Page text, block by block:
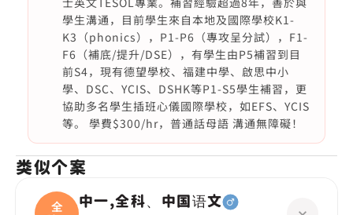
學生溝通，目前學生來自本地及國際學校K1-
K3（phonics），P1-P6（專攻呈分試），F1-
F6（補底/提升/DSE），有學生由P5補習到目
前S4，現有德望學校、福建中學、啟思中小
學、DSC、YCIS、DSHK等P1-S5學生補習，更
協助多名學生插班心儀國際學校，如EFS、YCIS
等。 學費$300/hr，普通話母語 溝通無障礙！
类似个案
全
中一,全科、中国语文